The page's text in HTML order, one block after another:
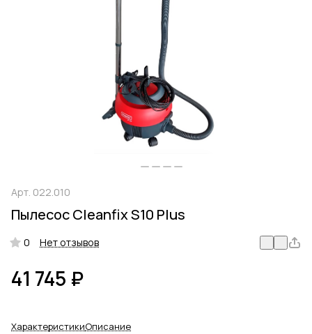
Арт. 022.010
Пылесос Cleanfix S10 Plus
0 Нет отзывов
41 745 ₽
ХарактеристикиОписание